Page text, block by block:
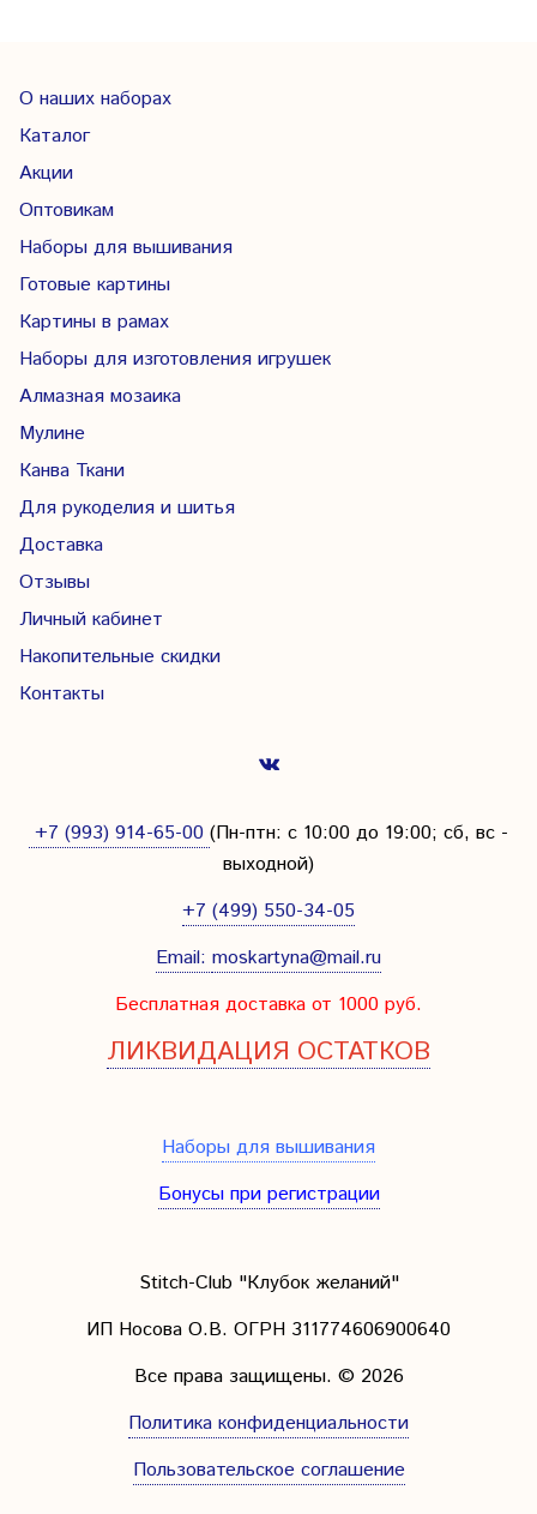
О наших наборах
Каталог
Акции
Оптовикам
Наборы для вышивания
Готовые картины
Картины в рамах
Наборы для изготовления игрушек
Алмазная мозаика
Мулине
Канва Ткани
Для рукоделия и шитья
Доставка
Отзывы
Личный кабинет
Накопительные скидки
Контакты
+7 (993) 914-65-00 (Пн-птн: с 10:00 до 19:00; сб, вс -
выходной)
+7 (499) 550-34-05
Email: moskartyna@mail.ru
Бесплатная доставка от 1000 руб.
ЛИКВИДАЦИЯ ОСТАТКОВ
Наборы для вышивания
Бонусы при регистрации
Stitch-Club "Клубок желаний"
ИП Носова О.В. ОГРН 311774606900640
Все права защищены. © 2026
Политика конфиденциальности
Пользовательское соглашение